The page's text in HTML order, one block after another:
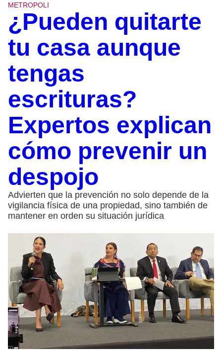
METROPOLI
¿Pueden quitarte
tu casa aunque
tengas
escrituras?
Expertos explican
cómo prevenir un
despojo
Advierten que la prevención no solo depende de la
vigilancia física de una propiedad, sino también de
mantener en orden su situación jurídica